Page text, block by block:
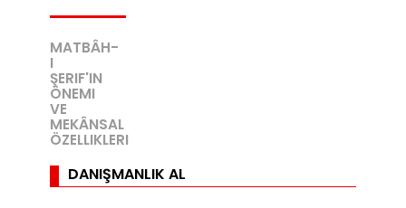
MATBÂH-
I
ŞERIF'IN
ÖNEMI
VE
MEKÂNSAL
ÖZELLIKLERI
DANIŞMANLIK AL